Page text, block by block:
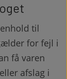
S770
til
for fejl i
få varen
afslag i